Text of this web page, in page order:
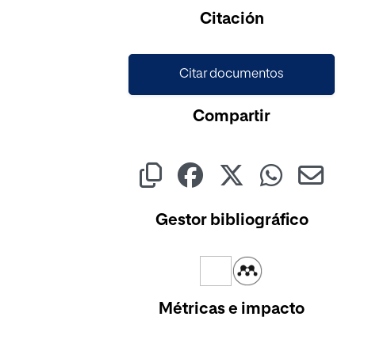
Citación
Citar documentos
Compartir
Gestor bibliográfico
Métricas e impacto